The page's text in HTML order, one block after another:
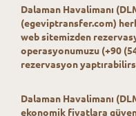
Dalaman Havalimanı
(egeviptransfer.com)
web sitemizden
operasyonumuzu (+90
rezervasyon
Dalaman Havalimanı
ekonomik fiyatlara